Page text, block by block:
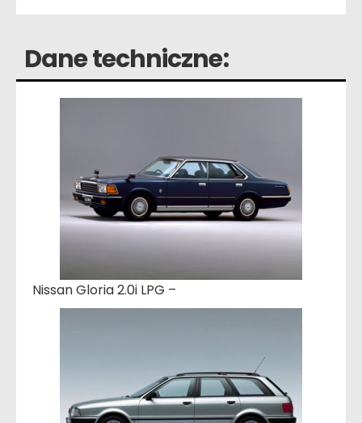
Dane techniczne:
Nissan Gloria 2.0i LPG –